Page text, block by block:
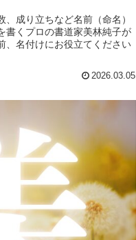
、成り立ちなど名前（命名）
書くプロの書道家美林純子が
、名付けにお役立てください
2026.03.05